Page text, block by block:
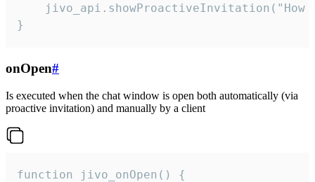
jivo_api.showProactiveInvitation("How
}
onOpen#
Is executed when the chat window is open both automatically (via
proactive invitation) and manually by a client
function jivo_onOpen() {